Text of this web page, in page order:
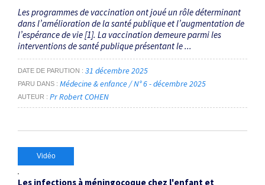
Les programmes de vaccination ont joué un rôle déterminant
dans l’amélioration de la santé publique et l’augmentation de
l’espérance de vie [1]. La vaccination demeure parmi les
interventions de santé publique présentant le ...
DATE DE PARUTION 31 décembre 2025
PARU DANS Médecine & enfance / N° 6 - décembre 2025
AUTEUR Pr Robert COHEN
Vidéo
Les infections à méningocoque chez l'enfant et